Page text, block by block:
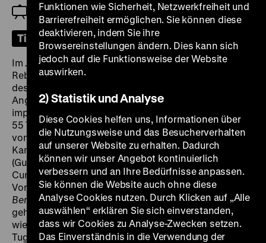
Qinna Shen
Tickets
Im Jahr 1900 kulminierte im kaiserlichen China die
Rebellion der Boxer-Bewegung in einer Belagerung
des Gesandtschaftsviertel in Peking, in dem
Angehörige Japans und der westlichen
imperialistischen Mächte lebten. Diese Belagerung, die
55 Tage dauerte, bildet den historischen Hintergrund
von
Alarm in Peking. Erzählt wird die Geschichte der
Kameradschaft des deutschen Oberleutnants Brock
(Gustav Fröhlich) und des englischen Captain
Cunningham (Peter Voß). Ähnlich wie in dem als
Vorbild verstandenen Hollywood-FilmThe Lives of a
Bengal Lancer (1935), der im kolonialen Indien spielt,
geht es auch im deutschen Abenteuerfilm um Themen
wie Opfergeist und Heldentum, um soldatische
Tugenden und das Führerprinzip. Deutschland
Funktionen wie Sicherheit, Netzwerkfreiheit und
Barrierefreiheit ermöglichen. Sie können diese
deaktivieren, indem Sie ihre
Browsereinstellungen ändern. Dies kann sich
jedoch auf die Funktionsweise der Website
auswirken.
2) Statistik und Analyse
Diese Cookies helfen uns, Informationen über
die Nutzungsweise und das Besucherverhalten
auf unserer Website zu erhalten. Dadurch
können wir unser Angebot kontinuierlich
verbessern und an Ihre Bedürfnisse anpassen.
Sie können die Website auch ohne diese
Analyse Cookies nutzen. Durch Klicken auf „Alle
auswählen“ erklären Sie sich einverstanden,
dass wir Cookies zu Analyse-Zwecken setzen.
Das Einverständnis in die Verwendung der